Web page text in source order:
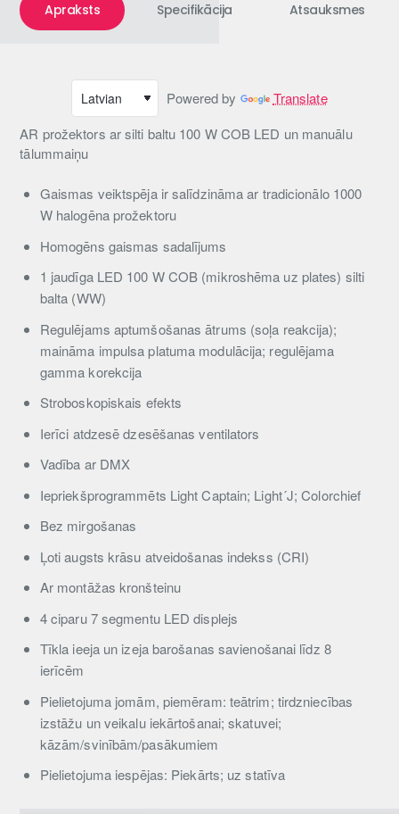
Apraksts Specifikācija Atsauksmes
Powered by
Translate
AR prožektors ar silti baltu 100 W COB LED un manuālu
tālummaiņu
Gaismas veiktspēja ir salīdzināma ar tradicionālo 1000
W halogēna prožektoru
Homogēns gaismas sadalījums
1 jaudīga LED 100 W COB (mikroshēma uz plates) silti
balta (WW)
Regulējams aptumšošanas ātrums (soļa reakcija);
maināma impulsa platuma modulācija; regulējama
gamma korekcija
Stroboskopiskais efekts
Ierīci atdzesē dzesēšanas ventilators
Vadība ar DMX
Iepriekšprogrammēts Light Captain; Light´J; Colorchief
Bez mirgošanas
Ļoti augsts krāsu atveidošanas indekss (CRI)
Ar montāžas kronšteinu
4 ciparu 7 segmentu LED displejs
Tīkla ieeja un izeja barošanas savienošanai līdz 8
ierīcēm
Pielietojuma jomām, piemēram: teātrim; tirdzniecības
izstāžu un veikalu iekārtošanai; skatuvei;
kāzām/svinībām/pasākumiem
Pielietojuma iespējas: Piekārts; uz statīva